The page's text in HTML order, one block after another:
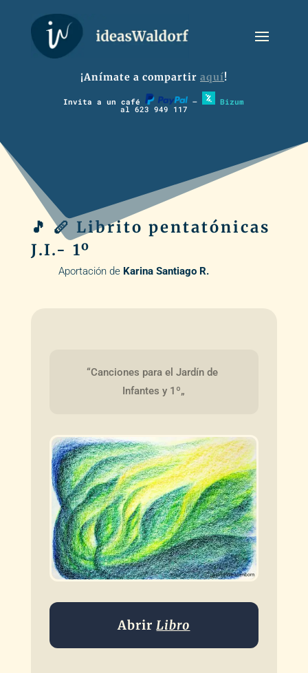
¡Anímate a compartir aquí!
Invita a un café – Bizum
al 623 949 117
🎵 🪈 Librito pentatónicas
J.I.- 1º
Aportación de Karina Santiago R.
“Canciones para el Jardín de
Infantes y 1º„
AbrirLibro